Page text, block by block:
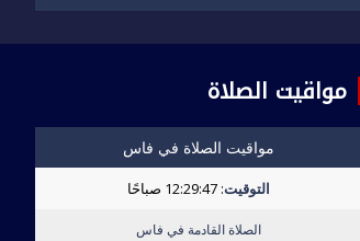
مواقيت الصلاة